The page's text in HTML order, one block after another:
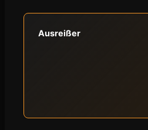
Ausreißer